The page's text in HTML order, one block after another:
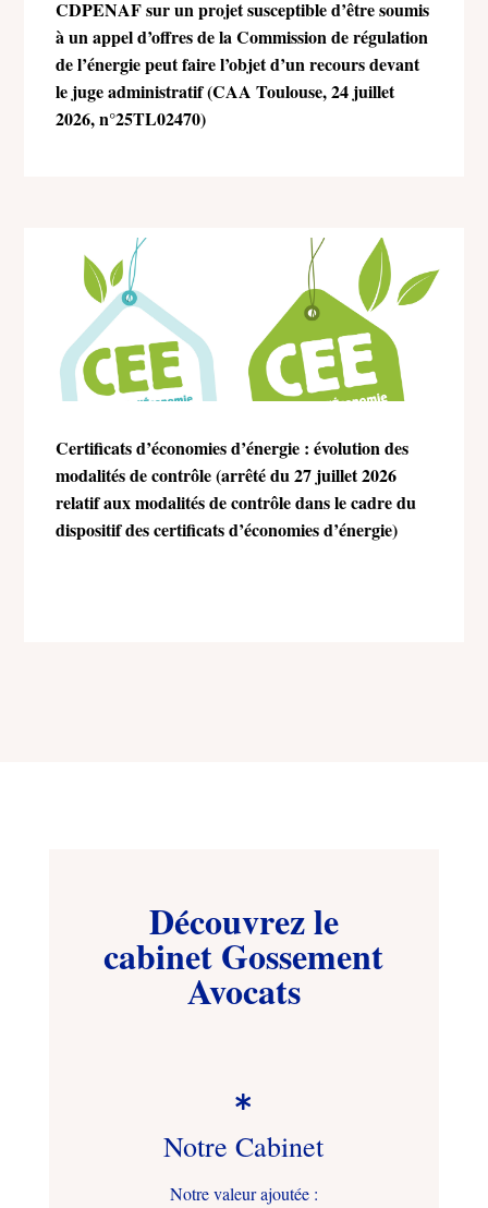
CDPENAF sur un projet susceptible d’être soumis
à un appel d’offres de la Commission de régulation
de l’énergie peut faire l’objet d’un recours devant
le juge administratif (CAA Toulouse, 24 juillet
2026, n°25TL02470)
Certificats d’économies d’énergie : évolution des
modalités de contrôle (arrêté du 27 juillet 2026
relatif aux modalités de contrôle dans le cadre du
dispositif des certificats d’économies d’énergie)
Découvrez le
cabinet Gossement
Avocats

Notre Cabinet
Notre valeur ajoutée :